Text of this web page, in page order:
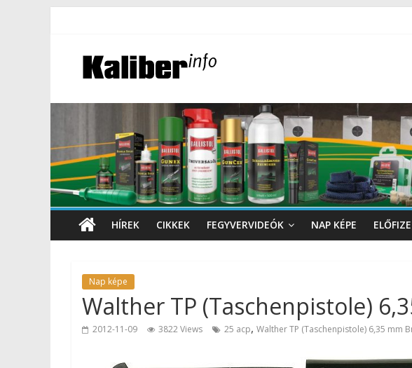
HÍREK CIKKEK FEGYVERVIDEÓK NAP KÉPE
Nap képe
Walther TP (Taschenpistole)
2012-11-09 3822 Views 25 acp, Walther TP (Taschenpistole) 6,35 mm